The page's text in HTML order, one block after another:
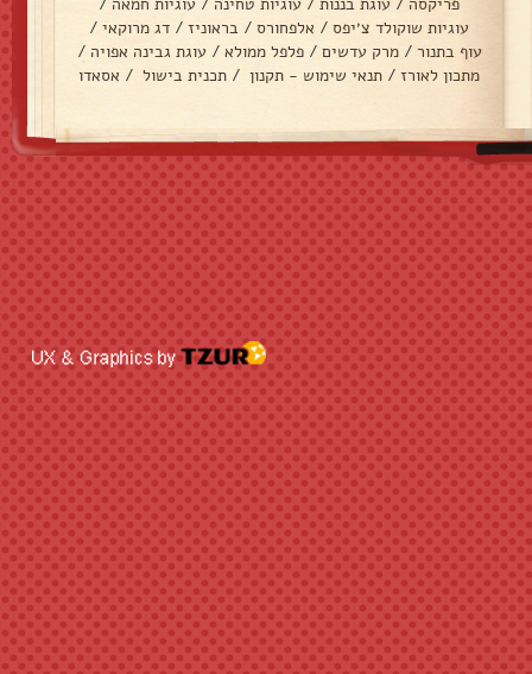
עוגיות שוקולד צ׳יפס / אלפחורס / בראוניז / דג מרוקאי /
עוף בתנור / מרק עדשים / פלפל ממולא / עוגת גבינה אפויה /
מתכון לאורז / תנאי שימוש - תקנון / תכנית בישול / אסאדו